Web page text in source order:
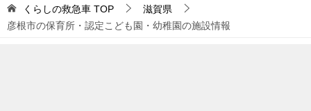
くらしの救急車 TOP
滋賀県
彦根市の保育所・認定こども園・幼稚園の施設情報